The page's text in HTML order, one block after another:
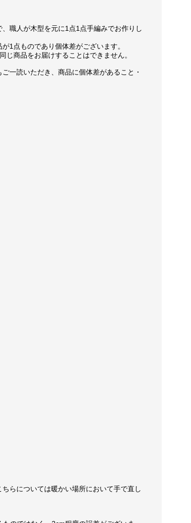
職人が木型を元に1点1点手編みでお作りし
1点ものであり個体差がございます。
商品をお届けすることはできません。
一読いただき、商品に個体差があること・
らについては暖かい場所において手で直し